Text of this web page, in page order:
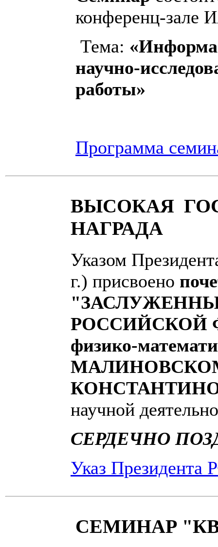
конференц-
Тема:
научно-
работы»
Программа
ВЫСОКАЯ
НАГРАДА
Указом
г.) присвоено
РОССИЙСКОЙ
физико-
научной
СЕРДЕЧНО
Указ Президента
СЕМИНАР